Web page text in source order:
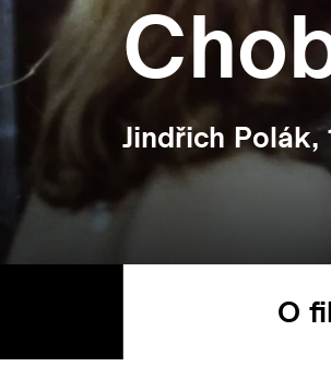
Jindřich Polák,
O